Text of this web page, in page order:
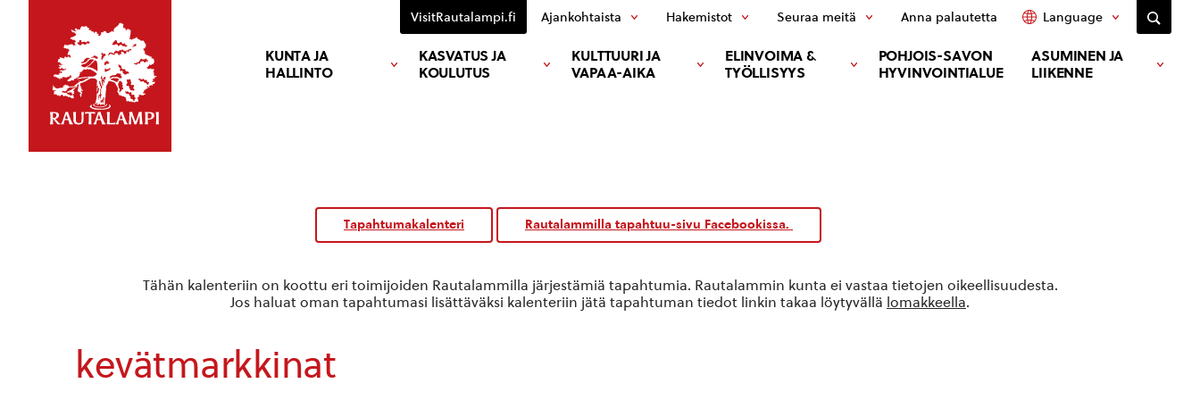
KUNTA JA
HALLINTO
KASVATUS JA
KOULUTUS
KULTTUURI JA
VAPAA-AIKA
ELINVOIMA &
TYÖLLISYYS
POHJOIS-SAVON
HYVINVOINTIALUE
ASUMINEN JA
LIIKENNE
VisitRautalampi.fi Ajankohtaista Hakemistot Seuraa meitä Anna palautetta Language
Tapahtumakalenteri Rautalammilla tapahtuu-sivu Facebookissa.
kevätmarkkinat
Tähän kalenteriin on koottu eri toimijoiden Rautalammilla järjestämiä tapahtumia. Rautalammin kunta ei vastaa tietojen oikeellisuudesta.
Jos haluat oman tapahtumasi lisättäväksi kalenteriin jätä tapahtuman tiedot linkin takaa löytyvällä lomakkeella.